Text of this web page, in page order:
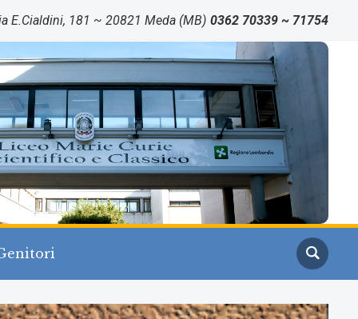
E.Cialdini, 181 ~ 20821 Meda (MB) 0362 70339 ~ 71754